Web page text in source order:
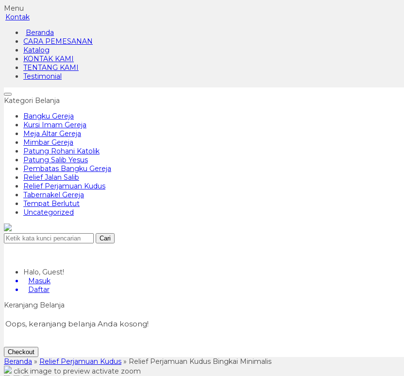
Menu
Kontak
Beranda
CARA PEMESANAN
Katalog
KONTAK KAMI
TENTANG KAMI
Testimonial
Kategori Belanja
Bangku Gereja
Kursi Imam Gereja
Meja Altar Gereja
Mimbar Gereja
Patung Rohani Katolik
Patung Salib Yesus
Pembatas Bangku Gereja
Relief Jalan Salib
Relief Perjamuan Kudus
Tabernakel Gereja
Tempat Berlutut
Uncategorized
Cari
Halo, Guest!
Masuk
Daftar
Keranjang Belanja
Oops, keranjang belanja Anda kosong!
Checkout
Beranda » Relief Perjamuan Kudus » Relief Perjamuan Kudus Bingkai Minimalis
click image to preview activate zoom